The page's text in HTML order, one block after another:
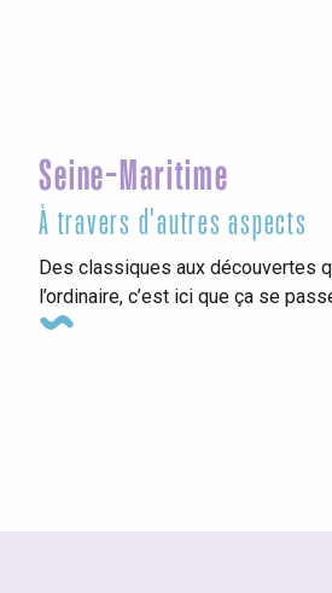
Seine-Maritime
À travers d'autres aspects
Des classiques aux découvertes
l’ordinaire, c’est ici que ça se